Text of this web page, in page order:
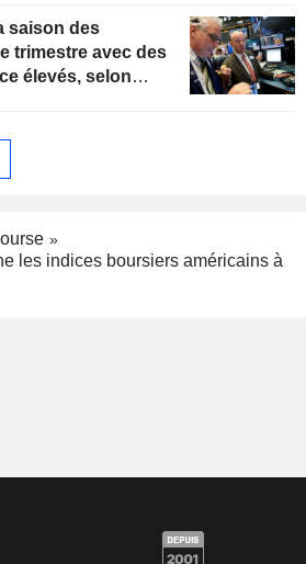
saison des
trimestre avec des
élevés, selon
les indices boursiers américains à